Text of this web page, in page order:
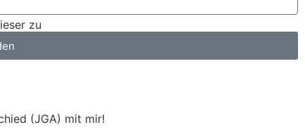
zu
(JGA) mit mir!